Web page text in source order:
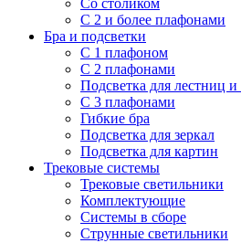
Со столиком
С 2 и более плафонами
Бра и подсветки
С 1 плафоном
С 2 плафонами
Подсветка для лестниц и
С 3 плафонами
Гибкие бра
Подсветка для зеркал
Подсветка для картин
Трековые системы
Трековые светильники
Комплектующие
Системы в сборе
Струнные светильники